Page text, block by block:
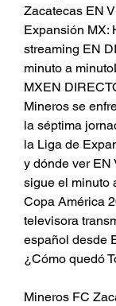
Zacatecas EN
Expansión MX:
streaming EN
minuto a
MXEN
Mineros se
la séptima
la Liga de
y dónde ver EN
sigue el minuto
Copa América
televisora
español desde
¿Cómo quedó
Mineros FC